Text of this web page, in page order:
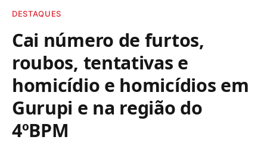
DESTAQUES
Cai número de furtos,
roubos, tentativas e
homicídio e homicídios em
Gurupi e na região do
4ºBPM